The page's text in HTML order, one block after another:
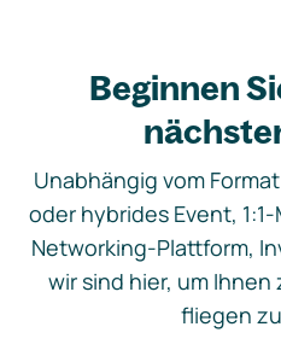
Beginnen
Unabhängig vom
oder hybrides Event,
Networking-Plattform,
wir sind hier, um
fliegen